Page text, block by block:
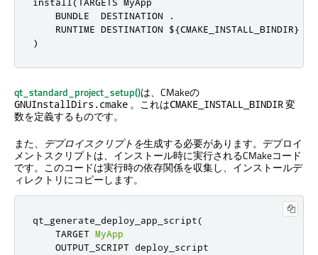
install(TARGETS MyApp
    BUNDLE  DESTINATION .
    RUNTIME DESTINATION ${CMAKE_INSTALL_BINDIR}
)
qt_standard_project_setup()は、CMakeの
GNUInstallDirs.cmake 。これはCMAKE_INSTALL_BINDIR変
数を定義するものです。
また、 デプロイスクリプトを生成する必要があります。デプロイ
メントスクリプトは、インストール時に実行されるCMakeコード
です。このコードは実行時の依存関係を収集し、インストールデ
ィレクトリにコピーします。
qt_generate_deploy_app_script(
    TARGET
MyApp
    OUTPUT_SCRIPT deploy_script